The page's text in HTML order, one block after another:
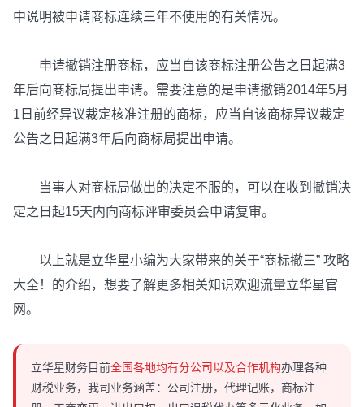
中说明被申请商标连续三年不使用的有关情况。
申请撤销注册商标，应当自该商标注册公告之日起满3
年后向商标局提出申请。需要注意的是申请撤销2014年5月
1日前经异议裁定核准注册的商标，应当自该商标异议裁定
公告之日起满3年后向商标局提出申请。
当事人对商标局做出的决定不服的，可以在收到撤销决
定之日起15天内向商标评审委员会申请复审。
以上就是立华星小编为大家带来的关于“商标撤三” 攻略
大全！的介绍，想要了解更多相关知识欢迎流量立华星官
网。
立华星财务目前全国各地均有分公司以及合作机构办理各种
财税业务，我司业务涵盖：公司注册，代理记账，商标注